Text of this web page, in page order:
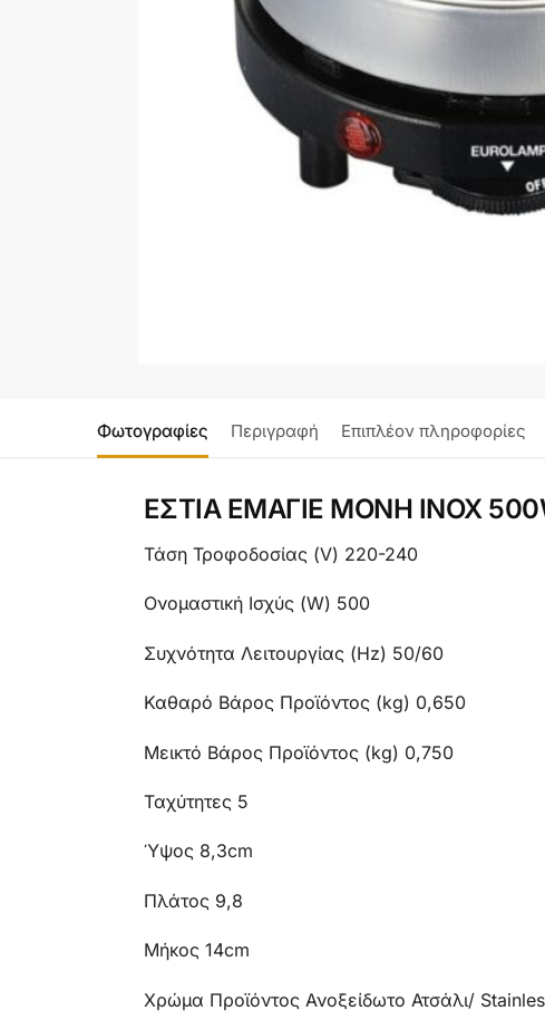
Φωτογραφίες Περιγραφή Επιπλέον πληροφορίες
ΕΣΤΙΑ ΕΜΑΓΙΕ ΜΟΝΗ ΙΝΟΧ
Τάση Τροφοδοσίας (V) 220-240
Ονομαστική Ισχύς (W) 500
Συχνότητα Λειτουργίας (Hz) 50/60
Καθαρό Βάρος Προϊόντος (kg) 0,650
Μεικτό Βάρος Προϊόντος (kg) 0,750
Ταχύτητες 5
Ύψος 8,3cm
Πλάτος 9,8
Μήκος 14cm
Χρώμα Προϊόντος Ανοξείδωτο Ατσάλι/